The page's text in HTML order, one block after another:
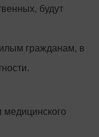
будут
гражданам, в